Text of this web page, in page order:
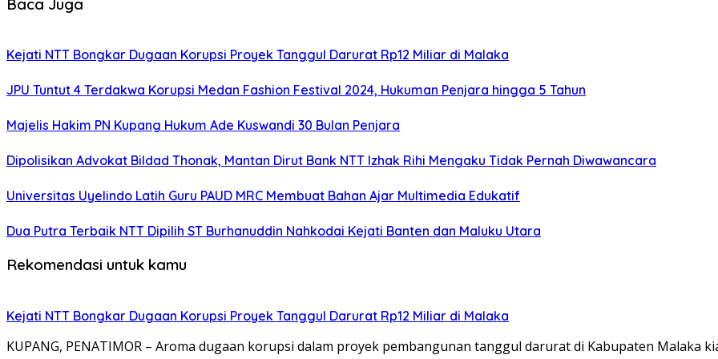
Kejati NTT Bongkar Dugaan Korupsi Proyek Tanggul Darurat Rp12 Miliar di Malaka
JPU Tuntut 4 Terdakwa Korupsi Medan Fashion Festival 2024, Hukuman Penjara hingga 5 Tahun
Majelis Hakim PN Kupang Hukum Ade Kuswandi 30 Bulan Penjara
Dipolisikan Advokat Bildad Thonak, Mantan Dirut Bank NTT Izhak Rihi Mengaku Tidak Pernah Diwawancara
Universitas Uyelindo Latih Guru PAUD MRC Membuat Bahan Ajar Multimedia Edukatif
Dua Putra Terbaik NTT Dipilih ST Burhanuddin Nahkodai Kejati Banten dan Maluku Utara
Rekomendasi untuk kamu
Kejati NTT Bongkar Dugaan Korupsi Proyek Tanggul Darurat Rp12 Miliar di Malaka
KUPANG, PENATIMOR – Aroma dugaan korupsi dalam proyek pembangunan tanggul darurat di Kabupaten Malaka